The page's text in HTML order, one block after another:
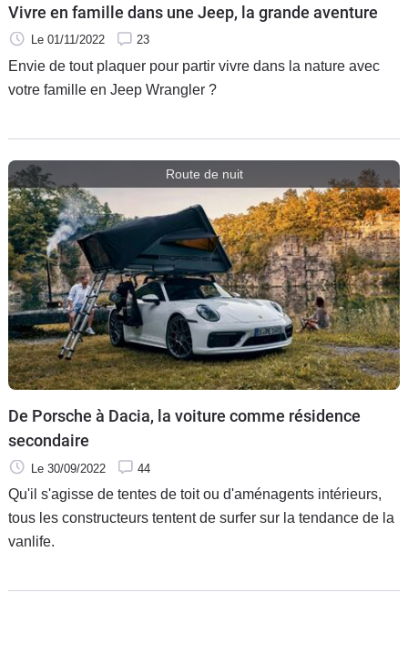
Vivre en famille dans une Jeep, la grande aventure
Le 01/11/2022 23
Envie de tout plaquer pour partir vivre dans la nature avec
votre famille en Jeep Wrangler ?
Route de nuit
De Porsche à Dacia, la voiture comme résidence
secondaire
Le 30/09/2022 44
Qu'il s'agisse de tentes de toit ou d'aménagents intérieurs,
tous les constructeurs tentent de surfer sur la tendance de la
vanlife.